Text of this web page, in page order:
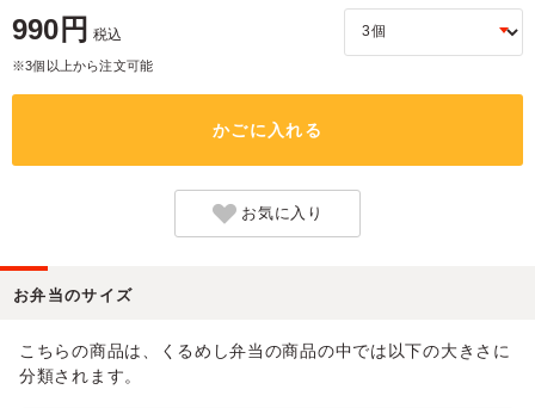
990円 税込
※3個以上から注文可能
かごに入れる
お気に入り
お弁当のサイズ
こちらの商品は、くるめし弁当の商品の中では以下の大きさに
分類されます。